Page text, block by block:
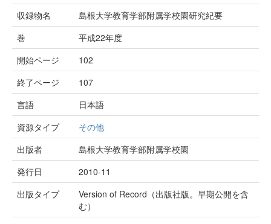
収録物名
島根大学教育学部附属学校園研究紀要
巻
平成22年度
開始ページ
102
終了ページ
107
言語
日本語
資源タイプ
その他
出版者
島根大学教育学部附属学校園
発行日
2010-11
出版タイプ
Version of Record（出版社版。早期公開を含
む）